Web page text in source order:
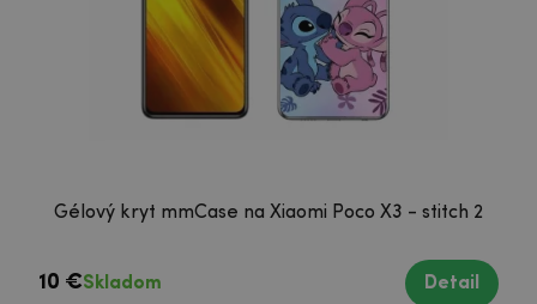
Gélový kryt mmCase na Xiaomi Poco X3 - stitch 2
10 €Skladom Detail